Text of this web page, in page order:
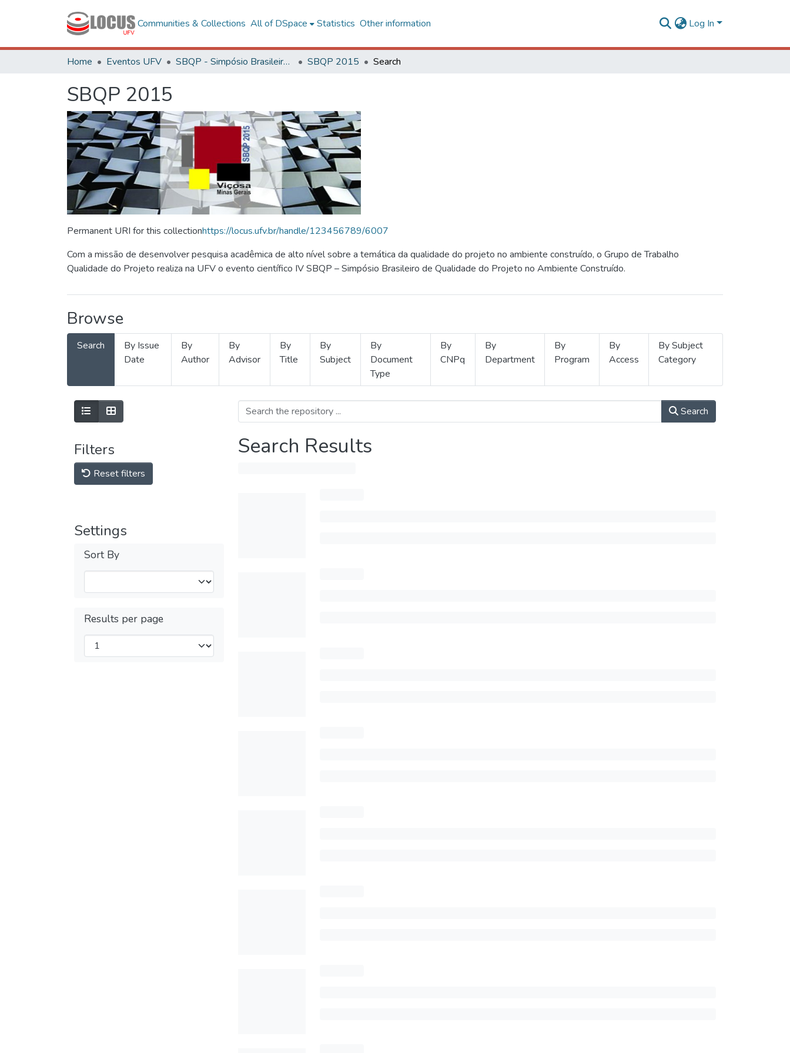
Communities & Collections All of DSpace Statistics Other information Log In
Home Eventos UFV SBQP - Simpósio Brasileiro de Qualidade do Projeto no Ambiente Construído SBQP 2015 Search
SBQP 2015
Permanent URI for this collectionhttps://locus.ufv.br/handle/123456789/6007
Com a missão de desenvolver pesquisa acadêmica de alto nível sobre a temática da qualidade do projeto no ambiente construído, o Grupo de Trabalho
Qualidade do Projeto realiza na UFV o evento científico IV SBQP – Simpósio Brasileiro de Qualidade do Projeto no Ambiente Construído.
Browse
Search
By Issue
Date
By
Author
By
Advisor
By
Title
By
Subject
By
Document
Type
By
CNPq
By
Department
By
Program
By
Access
By Subject
Category
Filters
Reset filters
Settings
Sort By
Results per page
Search
Search Results